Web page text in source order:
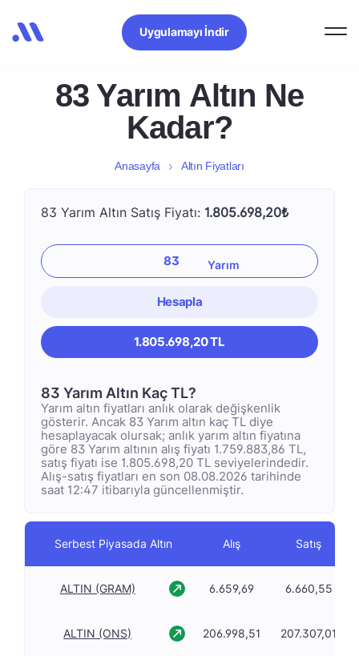
Uygulamayı İndir
83 Yarım Altın Ne
Kadar?
Anasayfa Altın Fiyatları
83 Yarım Altın Satış Fiyatı: 1.805.698,20₺
Hesapla
1.805.698,20 TL
83 Yarım Altın Kaç TL?
Yarım altın fiyatları anlık olarak değişkenlik
gösterir. Ancak 83 Yarım altın kaç TL diye
hesaplayacak olursak; anlık yarım altın fiyatına
göre 83 Yarım altının alış fiyatı 1.759.883,86 TL,
satış fiyatı ise 1.805.698,20 TL seviyelerindedir.
Alış-satış fiyatları en son 08.08.2026 tarihinde
saat 12:47 itibarıyla güncellenmiştir.
Serbest Piyasada Altın Alış Satış
ALTIN (GRAM) 6.659,69 6.660,55
ALTIN (ONS) 206.998,51 207.307,01